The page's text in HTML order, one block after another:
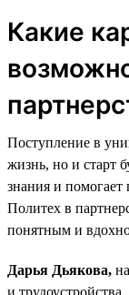
Какие
Поступление в
жизнь, но и старт
знания и помогает
Политех в
понятным и
Дарья Дьякова,
и